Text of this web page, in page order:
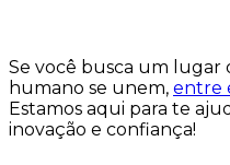
Se você busca um
humano se unem, entre
Estamos aqui para te
inovação e confiança!